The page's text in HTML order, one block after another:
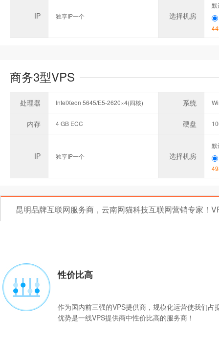
IP 独享IP一个 选择机房
默
商务3型VPS
处理器 IntelXeon 5645/E5-2620×4(四核) 系统
内存 4 GB ECC 硬盘
IP 独享IP一个 选择机房
默
昆明品牌互联网服务商，云南网猫科技互联网营销专家！
性价比高
作为国内前三强的VPS提供商，规模化运营使我们占
优势是一线VPS提供商中性价比高的服务商！